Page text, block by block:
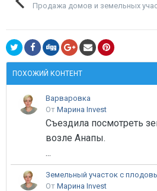
Продажа домов и земельных
ПОХОЖИЙ КОНТЕНТ
Варваровка
От Марина Invest
Съездила посмотреть
возле Анапы.
...
Земельный участок с
От Марина Invest